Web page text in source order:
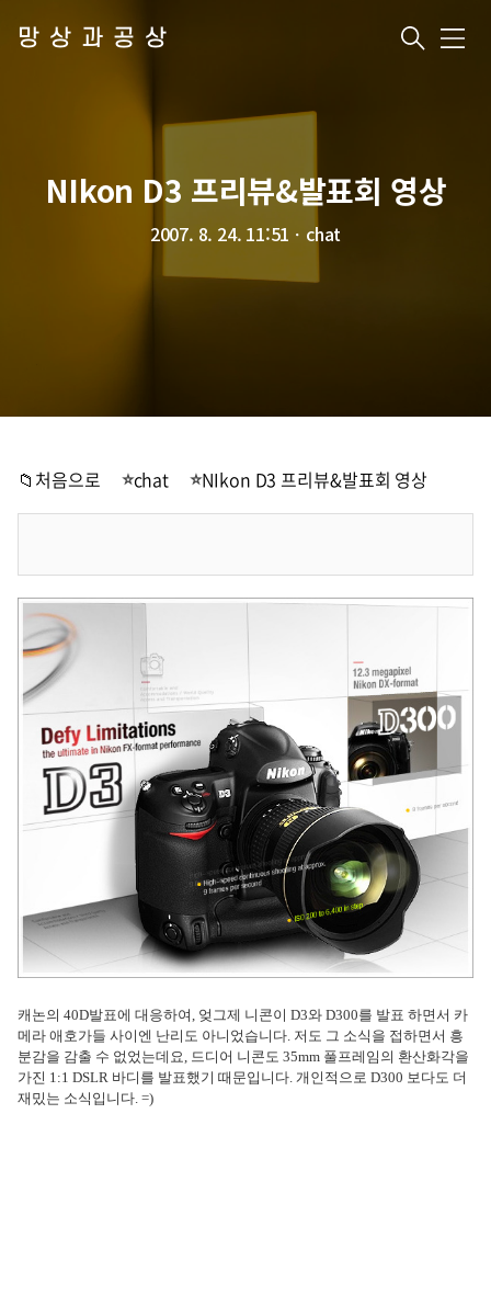
망상과공상 메
NIkon D3 프리뷰&발표회 영상
2007. 8. 24. 11:51 ㆍ chat
📁처음으로 chat NIkon D3 프리뷰&발표회 영상
캐논의 40D발표에 대응하여, 엊그제 니콘이 D3와 D300를 발표 하면서 카
메라 애호가들 사이엔 난리도 아니었습니다. 저도 그 소식을 접하면서 흥
분감을 감출 수 없었는데요, 드디어 니콘도 35mm 풀프레임의 환산화각을
가진 1:1 DSLR 바디를 발표했기 때문입니다. 개인적으로 D300 보다도 더
재밌는 소식입니다. =)